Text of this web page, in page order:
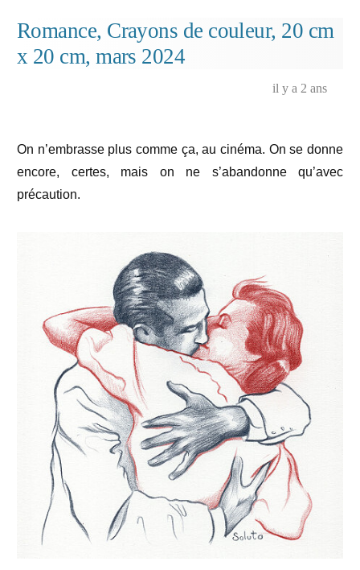
Romance, Crayons de couleur, 20 cm
x 20 cm, mars 2024
il y a 2 ans
On n’embrasse plus comme ça, au cinéma. On se donne
encore, certes, mais on ne s’abandonne qu’avec
précaution.